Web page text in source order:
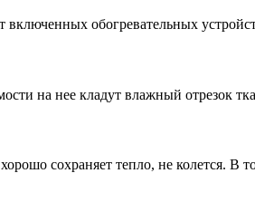
обогревательных
на нее кладут влажный отрезок
сохраняет тепло, не колется. В